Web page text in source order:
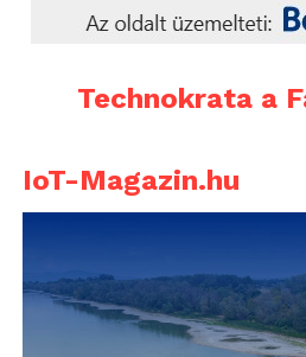
Technokrata a
IoT-Magazin.hu